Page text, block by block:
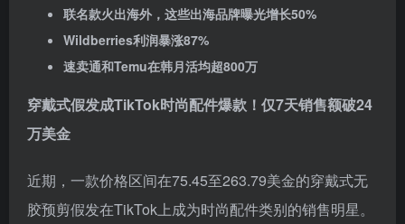
联名款火出海外，这些出海品牌曝光增长50%
Wildberries利润暴涨87%
速卖通和Temu在韩月活均超800万
穿戴式假发成TikTok时尚配件爆款！仅7天销售额破24
万美金
近期，一款价格区间在75.45至263.79美金的穿戴式无
胶预剪假发在TikTok上成为时尚配件类别的销售明星。